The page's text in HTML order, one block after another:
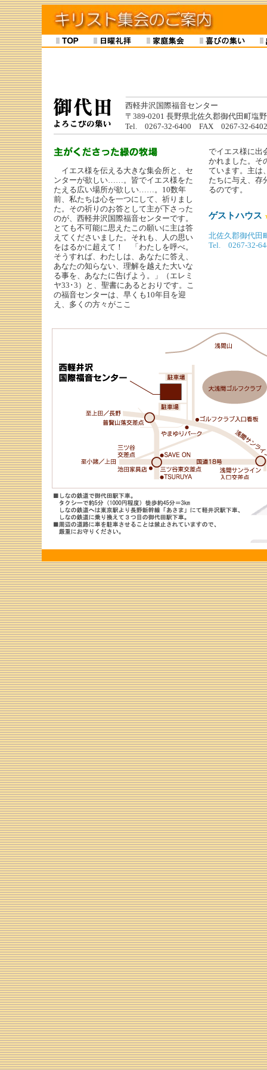
西軽井沢国際福音センター
〒389-0201 長野県北佐久郡御代田町塩
Tel. 0267-32-6400 FAX 0267-32-6402
イエス様を伝える大きな集会所と、セ
ンターが欲しい……。皆でイエス様をた
たえる広い場所が欲しい……。10数年
前、私たちは心を一つにして、祈りまし
た。その祈りのお答として主が下さった
のが、西軽井沢国際福音センターです。
とても不可能に思えたこの願いに主は答
えてくださいました。それも、人の思い
をはるかに超えて！ 「わたしを呼べ。
そうすれば、わたしは、あなたに答え、
あなたの知らない、理解を越えた大いな
る事を、あなたに告げよう。」（エレミ
ヤ33･3）と、聖書にあるとおりです。こ
の福音センターは、早くも10年目を迎
え、多くの方々がここ
でイエス様に出
かれました。そ
ています。主は
たちに与え、存
るのです。
ゲストハウス
北佐久郡御代田
Tel. 0267-32-